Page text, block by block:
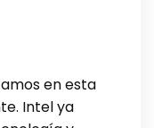
en esta
Intel ya